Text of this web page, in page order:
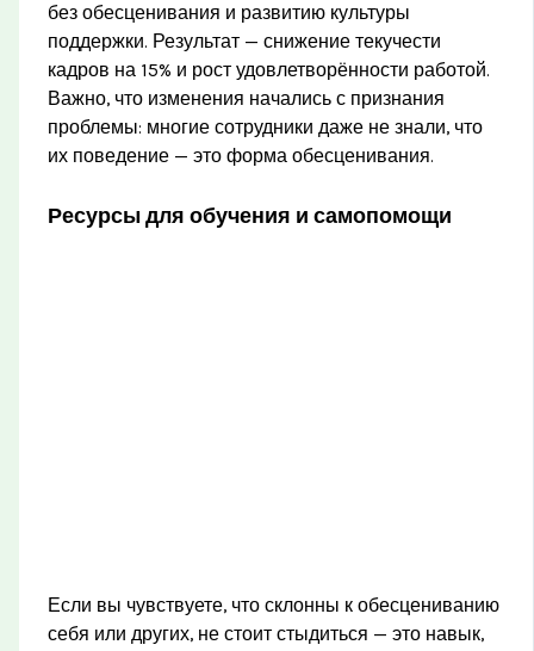
без обесценивания и развитию культуры
поддержки. Результат — снижение текучести
кадров на 15% и рост удовлетворённости работой.
Важно, что изменения начались с признания
проблемы: многие сотрудники даже не знали, что
их поведение — это форма обесценивания.
Ресурсы для обучения и самопомощи
Если вы чувствуете, что склонны к обесцениванию
себя или других, не стоит стыдиться — это навык,